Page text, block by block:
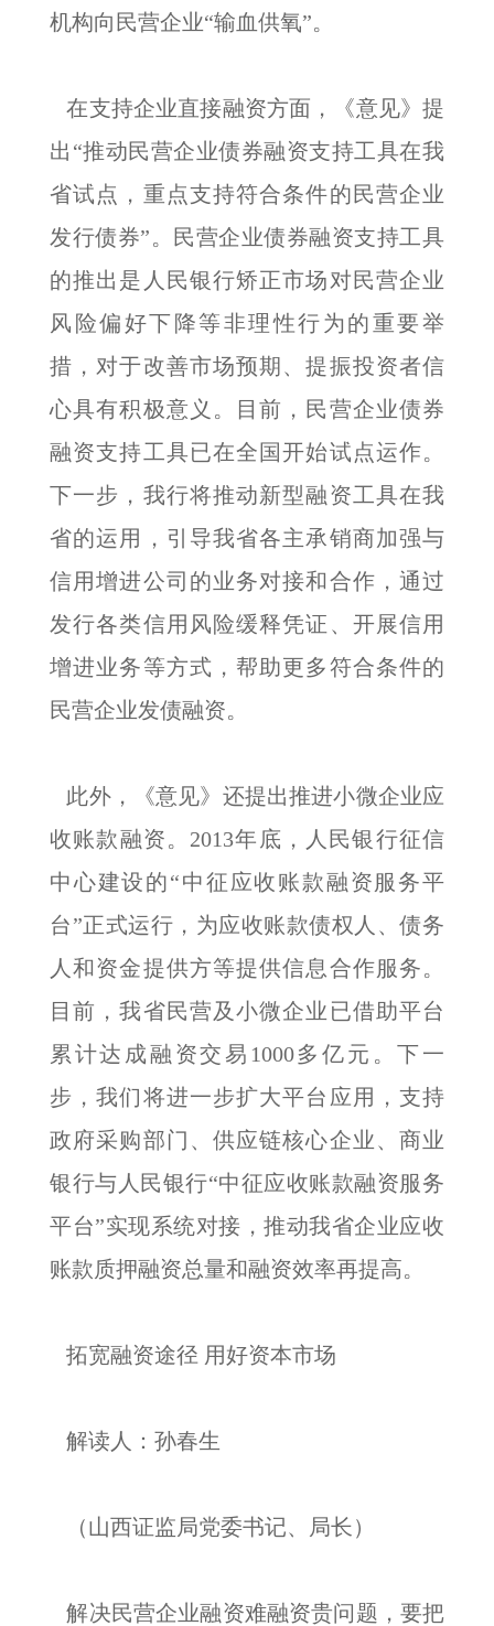
机构向民营企业“输血供氧”。
在支持企业直接融资方面，《意见》提
出“推动民营企业债券融资支持工具在我
省试点，重点支持符合条件的民营企业
发行债券”。民营企业债券融资支持工具
的推出是人民银行矫正市场对民营企业
风险偏好下降等非理性行为的重要举
措，对于改善市场预期、提振投资者信
心具有积极意义。目前，民营企业债券
融资支持工具已在全国开始试点运作。
下一步，我行将推动新型融资工具在我
省的运用，引导我省各主承销商加强与
信用增进公司的业务对接和合作，通过
发行各类信用风险缓释凭证、开展信用
增进业务等方式，帮助更多符合条件的
民营企业发债融资。
此外，《意见》还提出推进小微企业应
收账款融资。2013年底，人民银行征信
中心建设的“中征应收账款融资服务平
台”正式运行，为应收账款债权人、债务
人和资金提供方等提供信息合作服务。
目前，我省民营及小微企业已借助平台
累计达成融资交易1000多亿元。下一
步，我们将进一步扩大平台应用，支持
政府采购部门、供应链核心企业、商业
银行与人民银行“中征应收账款融资服务
平台”实现系统对接，推动我省企业应收
账款质押融资总量和融资效率再提高。
拓宽融资途径 用好资本市场
解读人：孙春生
（山西证监局党委书记、局长）
解决民营企业融资难融资贵问题，要把